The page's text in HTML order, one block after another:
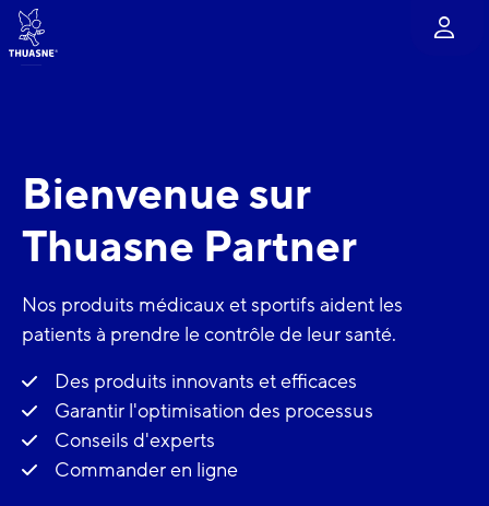
Aller au contenu principal
Bienvenue sur
Thuasne Partner
Nos produits médicaux et sportifs aident les
patients à prendre le contrôle de leur santé.
Des produits innovants et efficaces
Garantir l'optimisation des processus
Conseils d'experts
Commander en ligne